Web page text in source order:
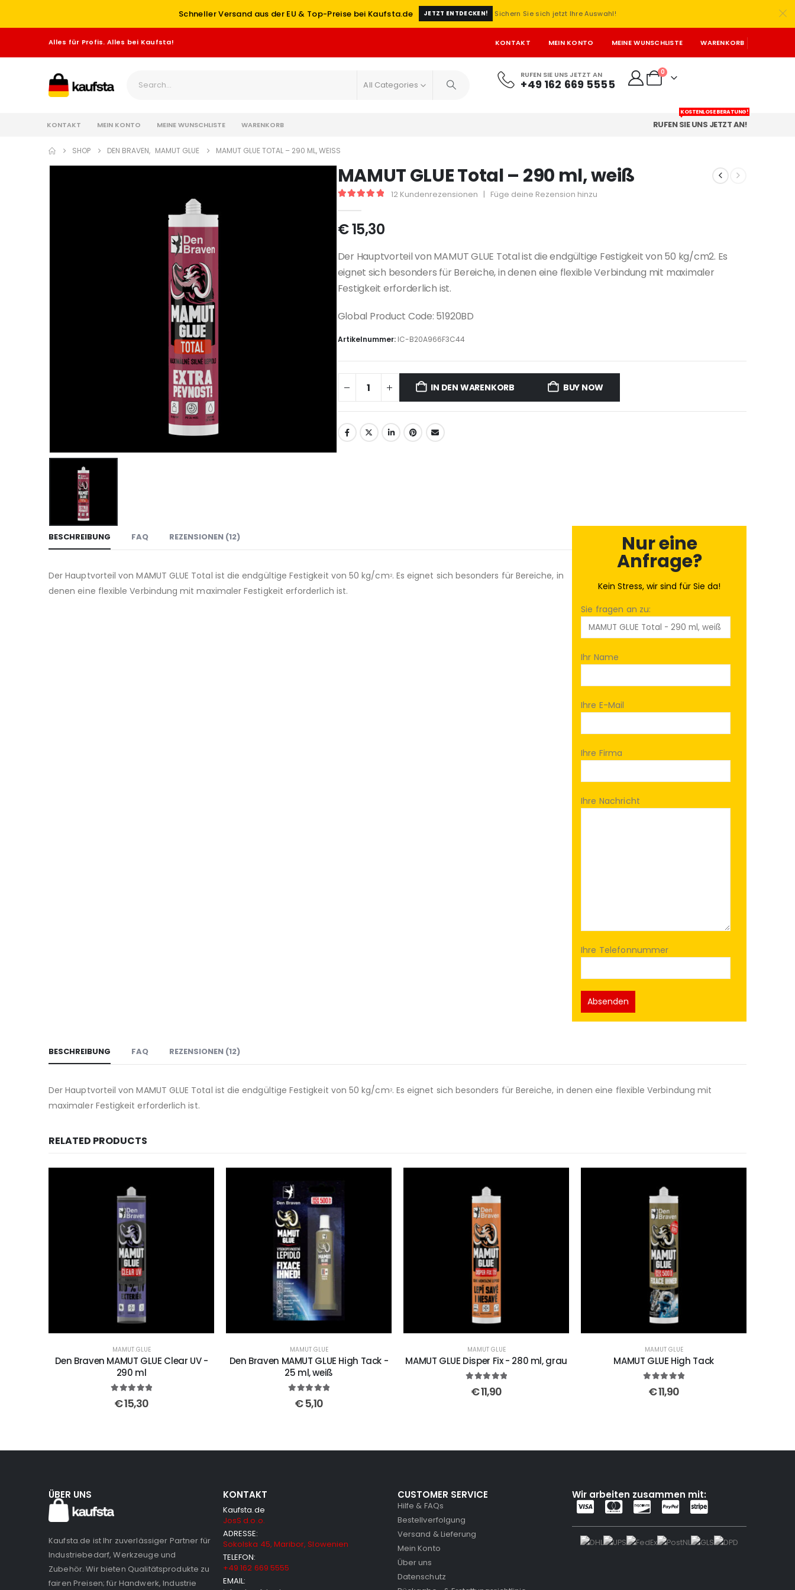
Schneller Versand aus der EU & Top-Preise bei Kaufsta.de JETZT ENTDECKEN! Sichern Sie sich jetzt Ihre Auswahl!
Alles für Profis. Alles bei Kaufsta! KONTAKT MEIN KONTO MEINE WUNSCHLISTE WARENKORB
All Categories
RUFEN SIE UNS JETZT AN
+49 162 669 5555
0
KONTAKT MEIN KONTO MEINE WUNSCHLISTE WARENKORB RUFEN SIE UNS JETZT AN!
KOSTENLOSE BERATUNG!
SHOP DEN BRAVEN, MAMUT GLUE MAMUT GLUE TOTAL – 290 ML, WEISS
MAMUT GLUE Total – 290 ml, weiß
12Kundenrezensionen | Füge deine Rezension hinzu
€15,30
Der Hauptvorteil von MAMUT GLUE Total ist die endgültige Festigkeit von 50 kg/cm2. Es
eignet sich besonders für Bereiche, in denen eine flexible Verbindung mit maximaler
Festigkeit erforderlich ist.
Global Product Code: 51920BD
Artikelnummer: IC-B20A966F3C44
IN DEN WARENKORB BUY NOW
BESCHREIBUNG FAQ REZENSIONEN (12)
Der Hauptvorteil von MAMUT GLUE Total ist die endgültige Festigkeit von 50 kg/cm2. Es eignet sich besonders für Bereiche, in
denen eine flexible Verbindung mit maximaler Festigkeit erforderlich ist.
Nur eine
Anfrage?
Kein Stress, wir sind für Sie da!
Sie fragen an zu:
Ihr Name
Ihre E-Mail
Ihre Firma
Ihre Nachricht
Ihre Telefonnummer
BESCHREIBUNG FAQ REZENSIONEN (12)
Der Hauptvorteil von MAMUT GLUE Total ist die endgültige Festigkeit von 50 kg/cm2. Es eignet sich besonders für Bereiche, in denen eine flexible Verbindung mit
maximaler Festigkeit erforderlich ist.
RELATED PRODUCTS
MAMUT GLUE
Den Braven MAMUT GLUE Clear UV -
290 ml
out of 5
€15,30
MAMUT GLUE
Den Braven MAMUT GLUE High Tack -
25 ml, weiß
out of 5
€5,10
MAMUT GLUE
MAMUT GLUE Disper Fix - 280 ml, grau
out of 5
€11,90
MAMUT GLUE
MAMUT GLUE High Tack
out of 5
€11,90
ÜBER UNS
Kaufsta.de ist Ihr zuverlässiger Partner für
Industriebedarf, Werkzeuge und
Zubehör. Wir bieten Qualitätsprodukte zu
fairen Preisen; für Handwerk, Industrie
KONTAKT
Kaufsta.de
JosS d.o.o.
ADRESSE:
Sokolska 45, Maribor, Slowenien
TELEFON:
+49 162 669 5555
EMAIL:
CUSTOMER SERVICE
Hilfe & FAQs
Bestellverfolgung
Versand & Lieferung
Mein Konto
Über uns
Datenschutz
Wir arbeiten zusammen mit: